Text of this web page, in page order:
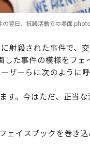
翌日、抗議活動での場面
射殺された事件で、
た事件の模様をフェ
ザーらに次のように呼
す。今はただ、正当
イスブックを巻き